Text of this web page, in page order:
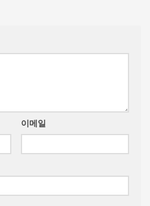
이메일